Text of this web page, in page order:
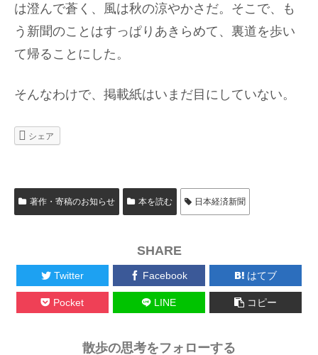
は澄んで蒼く、風は秋の涼やかさだ。そこで、も
う新聞のことはすっぱりあきらめて、裏道を歩い
て帰ることにした。
そんなわけで、掲載紙はいまだ目にしていない。
シェア
著作・寄稿のお知らせ 本を読む 日本経済新聞
SHARE
Twitter Facebook はてブ
Pocket LINE コピー
散歩の思考をフォローする